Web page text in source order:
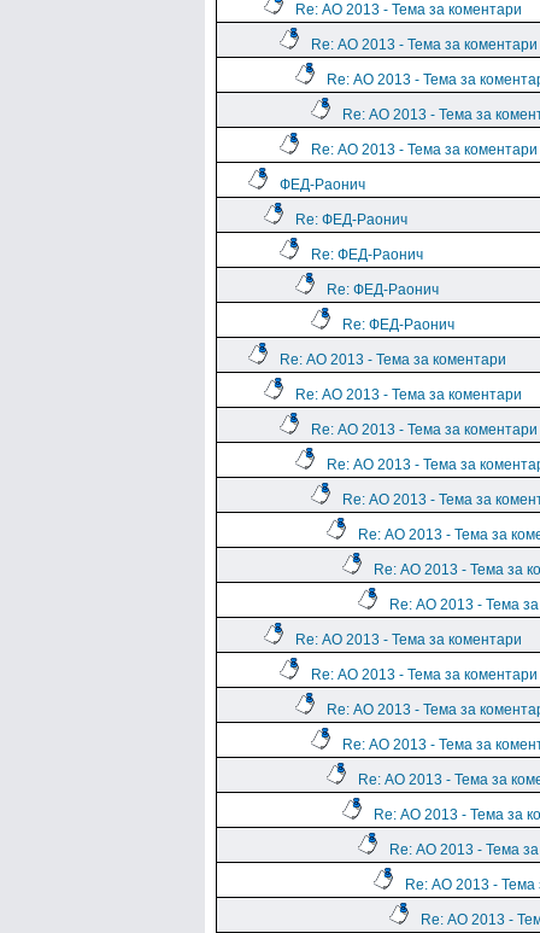
Re: АО 2013 - Тема за коментари
Re: АО 2013 - Тема за коментари
Re: АО 2013 - Тема за
Re: АО 2013 - Тема за
Re: АО 2013 - Тема за коментари
ФЕД-Раонич
Re: ФЕД-Раонич
Re: ФЕД-Раонич
Re: ФЕД-Раонич
Re: ФЕД-Раонич
Re: АО 2013 - Тема за коментари
Re: АО 2013 - Тема за коментари
Re: АО 2013 - Тема за коментари
Re: АО 2013 - Тема за
Re: АО 2013 - Тема за
Re: АО 2013 - Тема за
Re: АО 2013 - Тема за
Re: АО 2013 - Тема
Re: АО 2013 - Тема за коментари
Re: АО 2013 - Тема за коментари
Re: АО 2013 - Тема за
Re: АО 2013 - Тема за
Re: АО 2013 - Тема за
Re: АО 2013 - Тема за
Re: АО 2013 - Тема
Re: АО 2013 - Тема
Re: АО 2013 -